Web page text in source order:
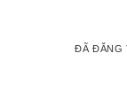
ĐÃ ĐĂNG